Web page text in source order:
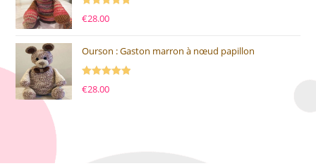
€28.00
Ourson : Gaston marron à nœud papillon
€28.00